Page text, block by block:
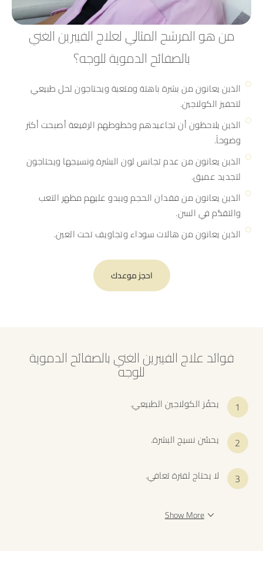
من هو المرشح المثالي لعلاج الفيبرين الغني
بالصفائح الدموية للوجه؟
الذين يعانون من بشرة باهتة ومتعبة ويحتاجون لحل طبيعي
لتحفيز الكولاجين.
الذين يلاحظون أن تجاعيدهم وخطوطهم الرفيعة أصبحت أكثر
وضوحاً.
الذين يعانون من عدم تجانس لون البشرة ونسيجها ويحتاجون
لتجديد عميق.
الذين يعانون من فقدان الحجم ويبدو عليهم مظهر التعب
والتقدُّم في السن.
الذين يعانون من هالات سوداء وتجاويف تحت العين.
احجز موعدك
فوائد علاج الفيبرين الغني بالصفائح الدموية
للوجه
يحفّز الكولاجين الطبيعي.
يحسّن نسيج البشرة.
لا يحتاج لفترة تعافي.
Show More